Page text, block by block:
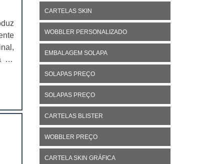
no
CARTELAS SKIN
WOBBLER PERSONALIZADO
EMBALAGEM SOLAPA
SOLAPAS PREÇO
SOLAPAS PREÇO
CARTELAS BLISTER
WOBBLER PREÇO
CARTELA SKIN GRÁFICA